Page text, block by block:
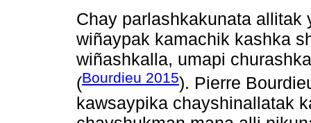
Chay parlashkakunata
wiñaypak kamachik kashka
wiñashkalla, umapi
(Bourdieu 2015). Pierre
kawsaypika chayshinallatak